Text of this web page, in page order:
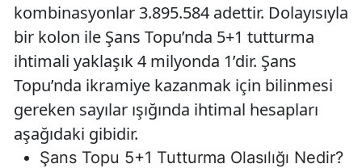
kombinasyonlar 3.895.584 adettir. Dolayısıyla
bir kolon ile Şans Topu’nda 5+1 tutturma
ihtimali yaklaşık 4 milyonda 1’dir. Şans
Topu’nda ikramiye kazanmak için bilinmesi
gereken sayılar ışığında ihtimal hesapları
aşağıdaki gibidir.
Şans Topu 5+1 Tutturma Olasılığı Nedir?